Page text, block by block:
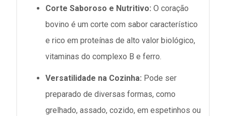
Corte Saboroso e Nutritivo: O coração
bovino é um corte com sabor característico
e rico em proteínas de alto valor biológico,
vitaminas do complexo B e ferro.
Versatilidade na Cozinha: Pode ser
preparado de diversas formas, como
grelhado, assado, cozido, em espetinhos ou